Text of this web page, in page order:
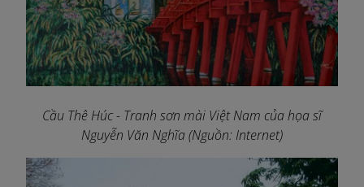
Cầu Thê Húc - Tranh sơn mài Việt Nam của họa sĩ
Nguyễn Văn Nghĩa (Nguồn: Internet)